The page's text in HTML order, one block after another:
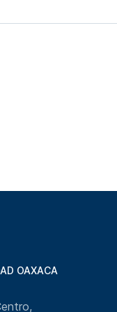
OAXACA